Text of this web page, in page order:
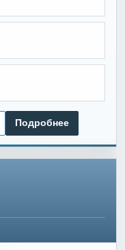
Подробнее